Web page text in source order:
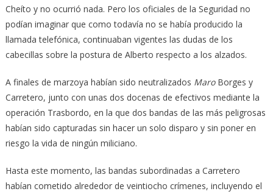
Cheíto y no ocurrió nada. Pero los oficiales de la Seguridad no
podían imaginar que como todavía no se había producido la
llamada telefónica, continuaban vigentes las dudas de los
cabecillas sobre la postura de Alberto respecto a los alzados.
A finales de marzoya habían sido neutralizados MaroBorges y
Carretero, junto con unas dos docenas de efectivos mediante la
operación Trasbordo, en la que dos bandas de las más peligrosas
habían sido capturadas sin hacer un solo disparo y sin poner en
riesgo la vida de ningún miliciano.
Hasta este momento, las bandas subordinadas a Carretero
habían cometido alrededor de veintiocho crímenes, incluyendo el